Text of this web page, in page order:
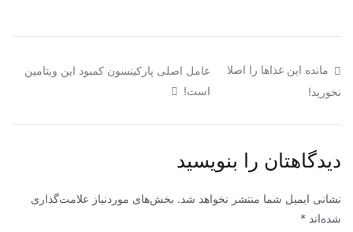
مانده این غذا‌ها را اصلا
نخورید!
عامل اصلی پارکینسون کمبود این ویتامین
است!
دیدگاهتان را بنویسید
نشانی ایمیل شما منتشر نخواهد شد. بخش‌های موردنیاز علامت‌گذاری
شده‌اند *